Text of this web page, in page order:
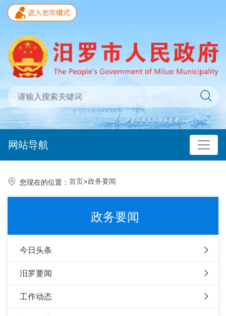
网站导航
您现在的位置： 首页>政务要闻
政务要闻
今日头条
汨罗要闻
工作动态